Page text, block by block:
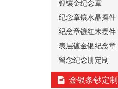
银镶金纪念章
纪念章镶水晶摆件
纪念章镶红木摆件
表层镀金银纪念章
留念纪念册定制
金银条钞定制